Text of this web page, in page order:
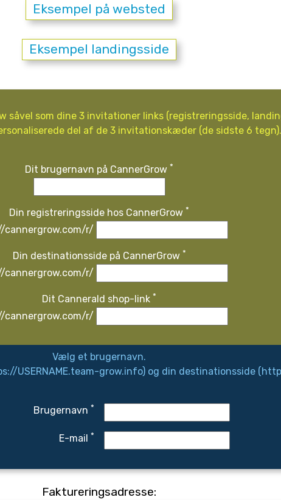
Eksempel på websted
Eksempel landingsside
såvel som dine 3 invitationer links (registreringsside,
del af de 3 invitationskæder (de sidste 6 tegn).
Dit brugernavn på CannerGrow *
Din registreringsside hos CannerGrow *
cannergrow.com/r/
Din destinationsside på CannerGrow *
cannergrow.com/r/
Dit Cannerald shop-link *
cannergrow.com/r/
Vælg et brugernavn.
USERNAME.team-grow.info) og din destinationsside
Brugernavn *
E-mail *
Faktureringsadresse: